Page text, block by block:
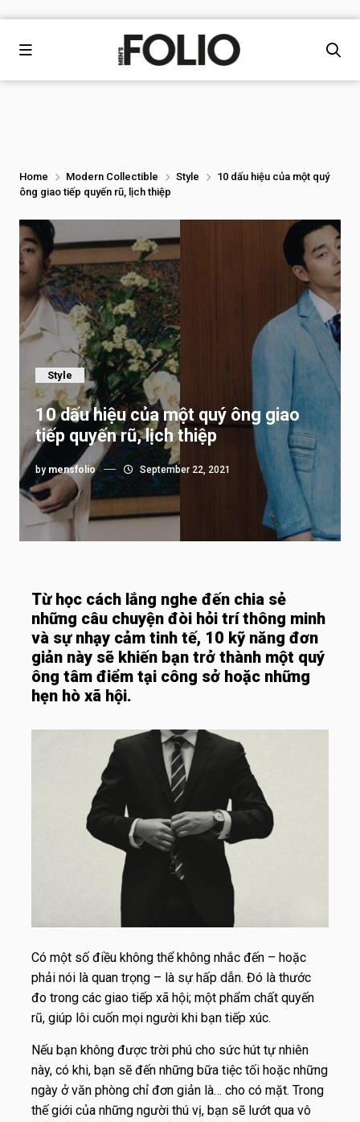
Home Modern Collectible Style
10 dấu hiệu của một quý
ông giao tiếp quyến rũ, lịch thiệp
Style
10 dấu hiệu của một quý ông giao
tiếp quyến rũ, lịch thiệp
by mensfolio September 22, 2021
Từ học cách lắng nghe đến chia sẻ
những câu chuyện đòi hỏi trí thông minh
và sự nhạy cảm tinh tế, 10 kỹ năng đơn
giản này sẽ khiến bạn trở thành một quý
ông tâm điểm tại công sở hoặc những
hẹn hò xã hội.
Có một số điều không thể không nhắc đến – hoặc
phải nói là quan trọng – là sự hấp dẫn. Đó là thước
đo trong các giao tiếp xã hội; một phẩm chất quyến
rũ, giúp lôi cuốn mọi người khi bạn tiếp xúc.
Nếu bạn không được trời phú cho sức hút tự nhiên
này, có khi, bạn sẽ đến những bữa tiệc tối hoặc những
ngày ở văn phòng chỉ đơn giản là… cho có mặt. Trong
thế giới của những người thú vị, bạn sẽ lướt qua vô